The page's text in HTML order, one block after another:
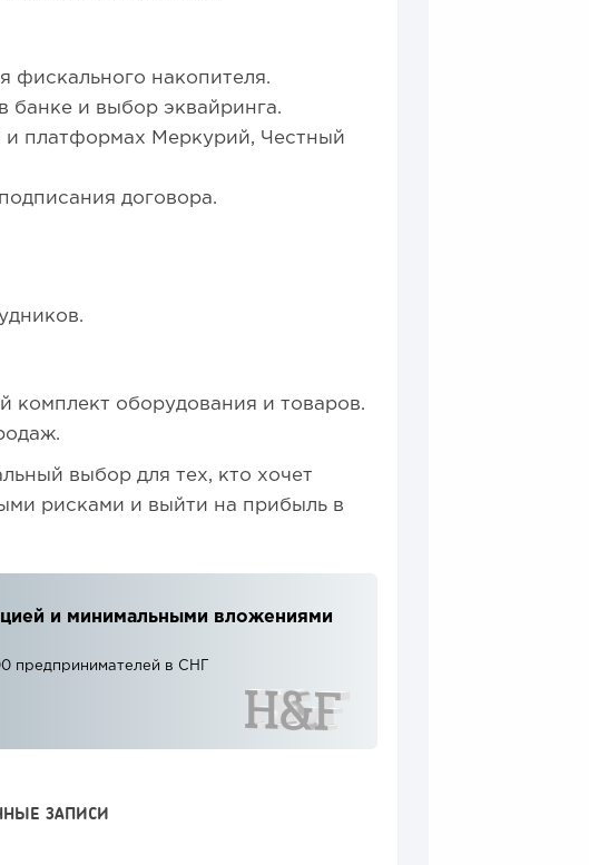
фискального накопителя.
банке и выбор эквайринга.
и платформах Меркурий, Честный
договора.
комплект оборудования и товаров.
выбор для тех, кто хочет
рисками и выйти на прибыль в
и минимальными вложениями
предпринимателей в СНГ
ЗАПИСИ